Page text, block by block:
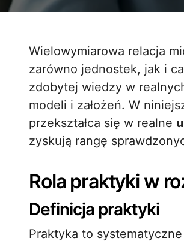
Wielowymiarowa relacja
zarówno jednostek, jak i
zdobytej wiedzy w
modeli i założeń. W
przekształca się w realne
zyskują rangę
Rola praktyki w
Definicja praktyki
Praktyka to